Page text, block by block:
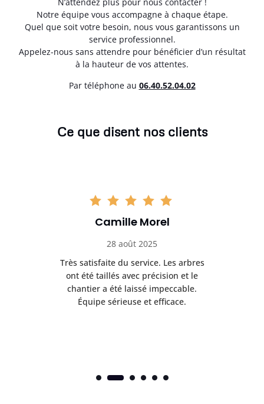
Notre équipe vous accompagne à chaque étape.
Quel que soit votre besoin, nous vous garantissons un
service professionnel.
Appelez-nous sans attendre pour bénéficier d’un résultat
à la hauteur de vos attentes.
Par téléphone au 06.40.52.04.02
Ce que disent nos clients
Camille Morel
28 août 2025
Très satisfaite du service. Les arbres
ont été taillés avec précision et le
chantier a été laissé impeccable.
Équipe sérieuse et efficace.